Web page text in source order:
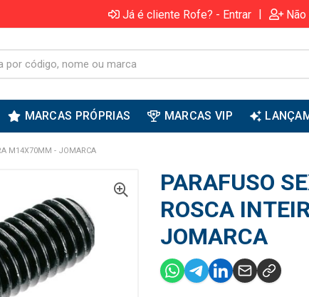
Já é cliente Rofe? - Entrar |
MARCAS PRÓPRIAS MARCAS VIP
M14X70MM - JOMARCA
PARAFUSO
ROSCA
JOMARCA